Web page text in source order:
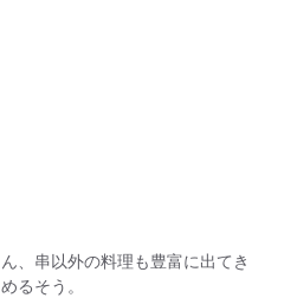
、串以外の料理も豊富に出てき
るそう。